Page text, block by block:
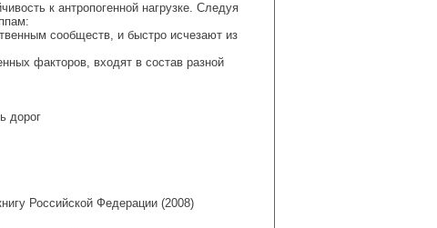
к антропогенной нагрузке. Следуя
сообществ, и быстро исчезают из
факторов, входят в состав разной
дорог
Российской Федерации (2008)